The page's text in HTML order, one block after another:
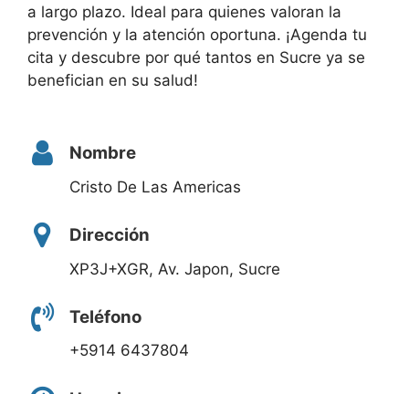
a largo plazo. Ideal para quienes valoran la
prevención y la atención oportuna. ¡Agenda tu
cita y descubre por qué tantos en Sucre ya se
benefician en su salud!
Nombre
Cristo De Las Americas
Dirección
XP3J+XGR, Av. Japon, Sucre
Teléfono
+5914 6437804